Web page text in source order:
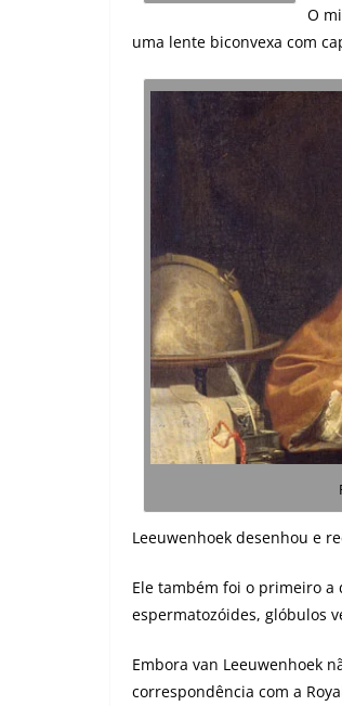
O
uma lente biconvexa com
Leeuwenhoek desenhou e
Ele também foi o primeiro a
espermatozóides, glóbulos
Embora van Leeuwenhoek
correspondência com a